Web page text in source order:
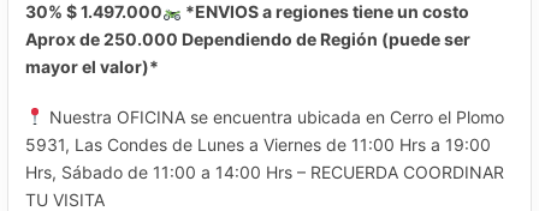
30% $ 1.497.000
*ENVIOS a regiones tiene un costo
Aprox de 250.000 Dependiendo de Región (puede ser
mayor el valor)*
Nuestra OFICINA se encuentra ubicada en Cerro el Plomo
5931, Las Condes de Lunes a Viernes de 11:00 Hrs a 19:00
Hrs, Sábado de 11:00 a 14:00 Hrs – RECUERDA COORDINAR
TU VISITA